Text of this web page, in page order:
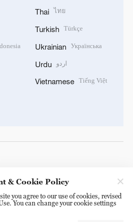
Thai ไทย
Turkish Türkçe
Ukrainian Українська
Urdu اردو
Vietnamese Tiếng Việt
& Cookie Policy
you agree to our use of cookies, revised
You can change your cookie settings